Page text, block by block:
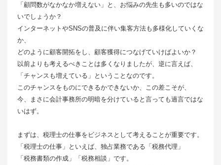
「顧問数がなかなか増えない」と、お悩みの先生も多いのではな
いでしょうか？
インターネットやSNSの普及に伴い集客方法も多様化していくな
か、
どのように顧客開拓をし、顧客獲得につなげていけばよいか？
以前よりも考えるべきことは多くなりましたが、逆に言えば、
「チャンスも増えている」ということなのです。
このチャンスをものにできるかできないか、この差こそが、
今、まさに会計事務所の明暗を分けていると言っても過言ではな
いはず。
まずは、税理士の仕事をビジネスとして考えることが重要です。
「税理士の仕事」といえば、独占業務である「税務代理」
「税務書類の作成」「税務相談」です。